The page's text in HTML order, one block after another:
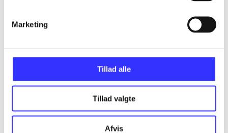
Marketing
Tillad alle
Tillad valgte
Afvis
Artikler